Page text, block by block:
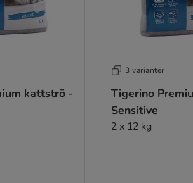
kattströ -
3 varianter
Tigerino
Sensitive
2 x 12 kg